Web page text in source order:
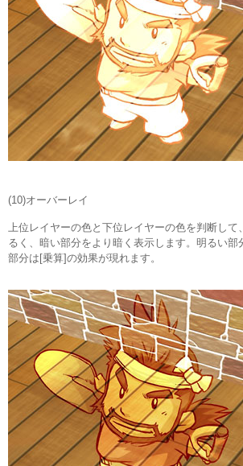
(10)オーバーレイ
上位レイヤーの色と下位レイヤーの色を判断して
るく、暗い部分をより暗く表示します。明るい
部分は[乗算]の効果が現れます。